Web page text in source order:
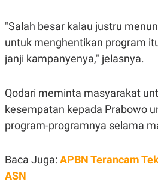
"Salah besar kalau justru
untuk menghentikan program
janji kampanyenya," jelasnya.
Qodari meminta masyarakat
kesempatan kepada Prabowo
program-programnya selama
Baca Juga: APBN Terancam
ASN